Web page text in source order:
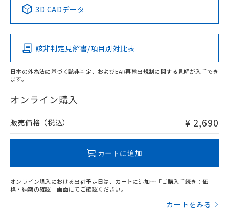
Pb Hg Cd Cr(VI)
O
在庫等で未対応品が混在する可能性があります。
問い合わせください。
この製品の規格認証/適合状況ページへ
その他の認証はこちらのページからご検索ください
3D CADデータ
該非判定見解書/項目別対比表
日本の外為法に基づく該非判定、およびEAR再輸出規制に関する見解が入手でき
ます。
オンライン購入
販売価格（税込） ¥ 2,690
カートに追加
オンライン購入における出荷予定日は、カートに追加～「ご購入手続き：価
格・納期の確認」画面にてご確認ください。
カートをみる